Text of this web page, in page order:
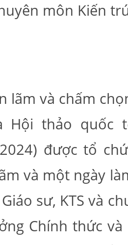
môn Kiến
lãm và chấm
thảo quốc
được tổ
và một ngày
sư, KTS và
Chính thức